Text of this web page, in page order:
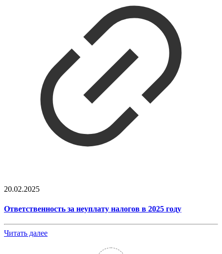
20.02.2025
Ответственность за неуплату налогов в 2025 году
Читать далее